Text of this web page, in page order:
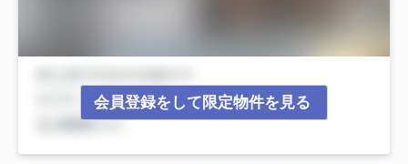
会員登録をして限定物件を見る